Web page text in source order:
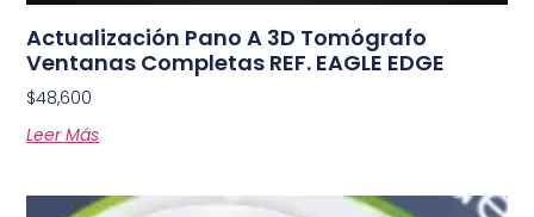
Actualización Pano A 3D Tomógrafo
Ventanas Completas REF. EAGLE EDGE
$48,600
Leer Más